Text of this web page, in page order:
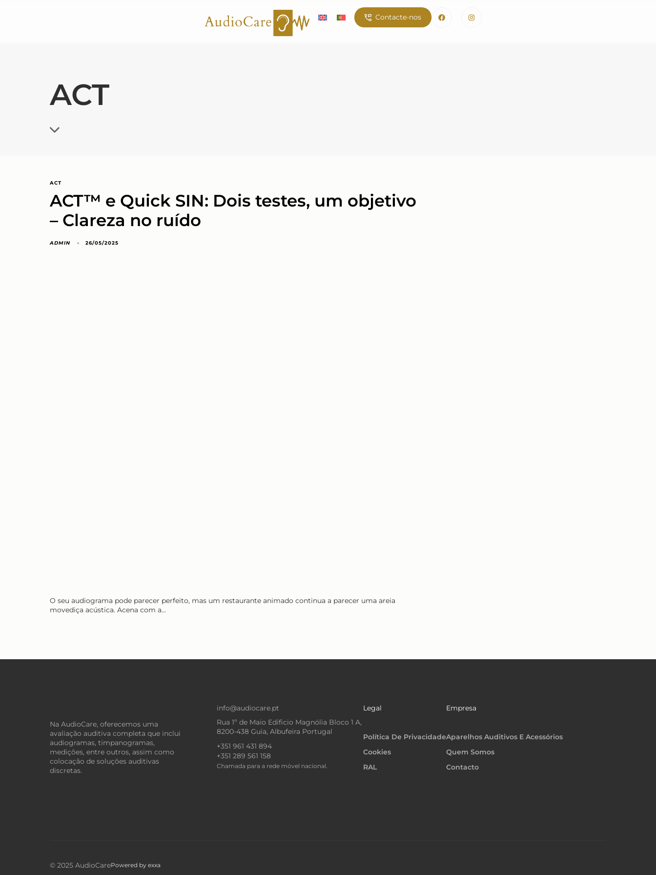
Contacte-nos
ACT
ACT
ACT™ e Quick SIN: Dois testes, um objetivo
– Clareza no ruído
ADMIN 26/05/2025
O seu audiograma pode parecer perfeito, mas um restaurante animado continua a parecer uma areia
movediça acústica. Acena com a…
Na AudioCare, oferecemos uma
avaliação auditiva completa que inclui
audiogramas, timpanogramas,
medições, entre outros, assim como
colocação de soluções auditivas
discretas.
info@audiocare.pt
Rua 1º de Maio Edificio Magnólia Bloco 1 A,
8200-438 Guia, Albufeira Portugal
+351 961 431 894
+351 289 561 158
Chamada para a rede móvel nacional.
Legal
Política De Privacidade
Cookies
RAL
Empresa
Aparelhos Auditivos E Acessórios
Quem Somos
Contacto
© 2025 AudioCarePowered by exxa